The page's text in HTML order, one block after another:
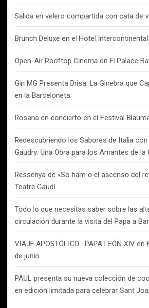
Salida en velero compartida con cata de
Brunch Deluxe en el Hotel
Open-Air Rooftop Cinema en El Palace
Gin MG Presenta Brisa: La Ginebra que
en la Barceloneta
Rosana en concierto en el Festival
Redescubriendo los Sabores de Italia
Gaudry: Una Obra para los Amantes de
Ressenya de «So ham o el ascenso del
Teatre Gaudí
Todo lo que necesitas saber sobre las
circulación durante la visita del Papa a
VIAJE APOSTÓLICO · PAPA LEÓN XIV
de junio
PAUL presenta su nueva colección de
en edición limitada para celebrar Sant